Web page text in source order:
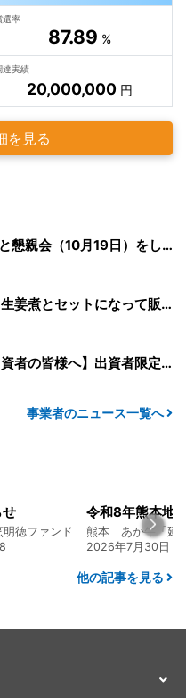
還率
87.89 %
達実績
20,000,000円
を見る
大阪で催事販売（10月19‐21日）と懇親会（10月19日）をします！
さんまくん復活！新商品のさんま生姜煮とセットになって販売開始！
【マルトヨ食品さんまファンド出資者の皆様へ】出資者限定 商品開発用セット
事業者のニュース一覧へ
熊本 あか牛「延寿牛」ファンド2026
2026年8月4日
他の記事を見る